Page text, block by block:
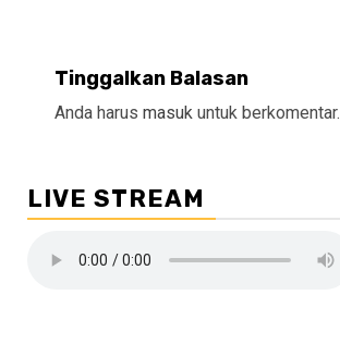
Tinggalkan Balasan
Anda harus masuk untuk berkomentar.
LIVE STREAM